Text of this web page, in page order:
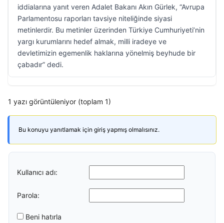
iddialarına yanıt veren Adalet Bakanı Akın Gürlek, “Avrupa
Parlamentosu raporları tavsiye niteliğinde siyasi
metinlerdir. Bu metinler üzerinden Türkiye Cumhuriyeti’nin
yargı kurumlarını hedef almak, milli iradeye ve
devletimizin egemenlik haklarına yönelmiş beyhude bir
çabadır” dedi.
1 yazı görüntüleniyor (toplam 1)
Bu konuyu yanıtlamak için giriş yapmış olmalısınız.
Kullanıcı adı:
Parola:
Beni hatırla